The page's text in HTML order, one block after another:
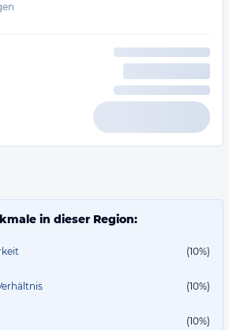
in dieser Region:
(10%)
(10%)
(10%)